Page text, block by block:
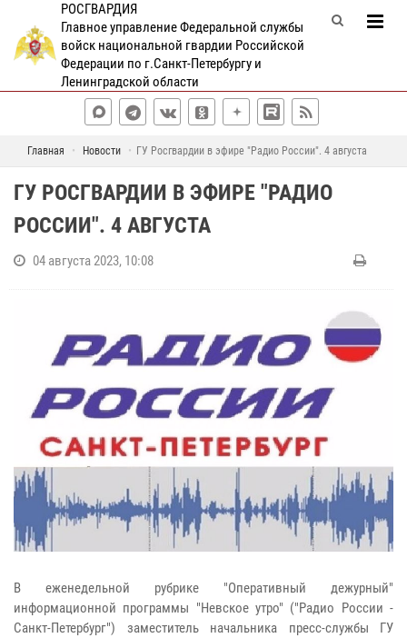
РОСГВАРДИЯ
Главное управление Федеральной службы
войск национальной гвардии Российской
Федерации по г.Санкт-Петербургу и
Ленинградской области
Главная Новости ГУ Росгвардии в эфире "Радио России". 4 августа
ГУ РОСГВАРДИИ В ЭФИРЕ "РАДИО
РОССИИ". 4 АВГУСТА
04 августа 2023, 10:08
В еженедельной рубрике "Оперативный дежурный"
информационной программы "Невское утро" ("Радио России -
Санкт-Петербург") заместитель начальника пресс-службы ГУ